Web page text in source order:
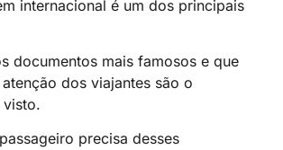
internacional é um dos principais
documentos mais famosos e que
dos viajantes são o
visto.
precisa desses